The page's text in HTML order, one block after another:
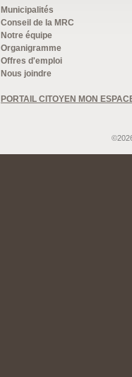
Municipalités
Conseil de la MRC
Notre équipe
Organigramme
Offres d'emploi
Nous joindre
PORTAIL CITOYEN MON